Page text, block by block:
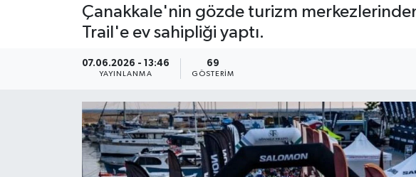
Çanakkale'nin gözde turizm
Trail'e ev sahipliği yaptı.
07.06.2026 - 13:46
YAYINLANMA
69
GÖSTERIM
Magazin
Resmi İlanlar
Haber Arşivi